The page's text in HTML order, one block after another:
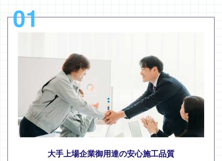
01
大手上場企業御用達の安心施工品質